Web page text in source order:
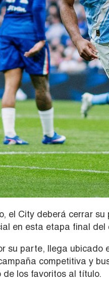
el City deberá cerrar
en esta etapa final del
su parte, llega ubicado
competitiva y
los favoritos al título.